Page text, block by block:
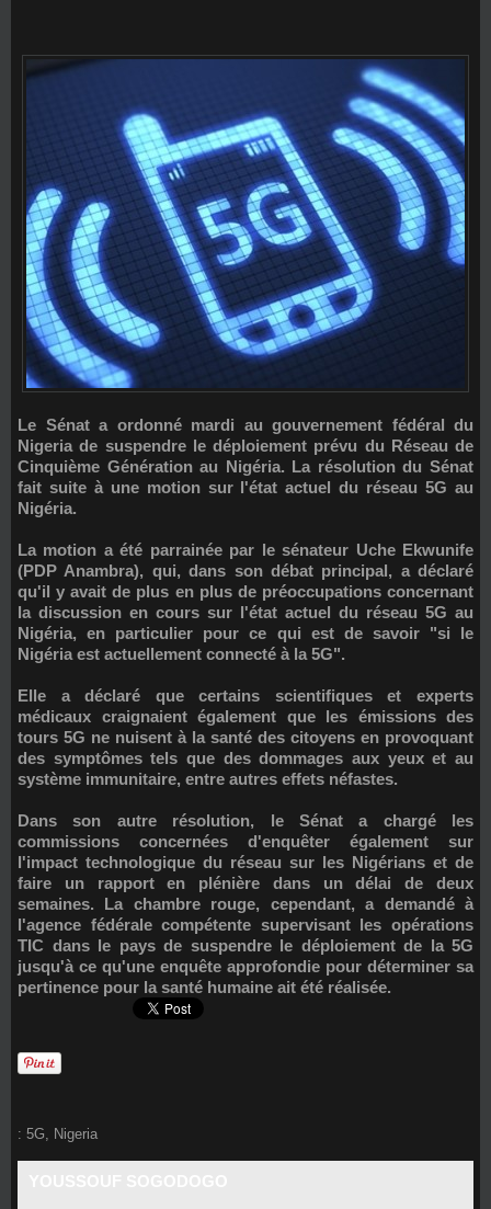
Le Sénat a ordonné mardi au gouvernement fédéral du
Nigeria de suspendre le déploiement prévu du Réseau de
Cinquième Génération au Nigéria. La résolution du Sénat
fait suite à une motion sur l'état actuel du réseau 5G au
Nigéria.
La motion a été parrainée par le sénateur Uche Ekwunife
(PDP Anambra), qui, dans son débat principal, a déclaré
qu'il y avait de plus en plus de préoccupations concernant
la discussion en cours sur l'état actuel du réseau 5G au
Nigéria, en particulier pour ce qui est de savoir "si le
Nigéria est actuellement connecté à la 5G".
Elle a déclaré que certains scientifiques et experts
médicaux craignaient également que les émissions des
tours 5G ne nuisent à la santé des citoyens en provoquant
des symptômes tels que des dommages aux yeux et au
système immunitaire, entre autres effets néfastes.
Dans son autre résolution, le Sénat a chargé les
commissions concernées d'enquêter également sur
l'impact technologique du réseau sur les Nigérians et de
faire un rapport en plénière dans un délai de deux
semaines. La chambre rouge, cependant, a demandé à
l'agence fédérale compétente supervisant les opérations
TIC dans le pays de suspendre le déploiement de la 5G
jusqu'à ce qu'une enquête approfondie pour déterminer sa
pertinence pour la santé humaine ait été réalisée.
: 5G, Nigeria